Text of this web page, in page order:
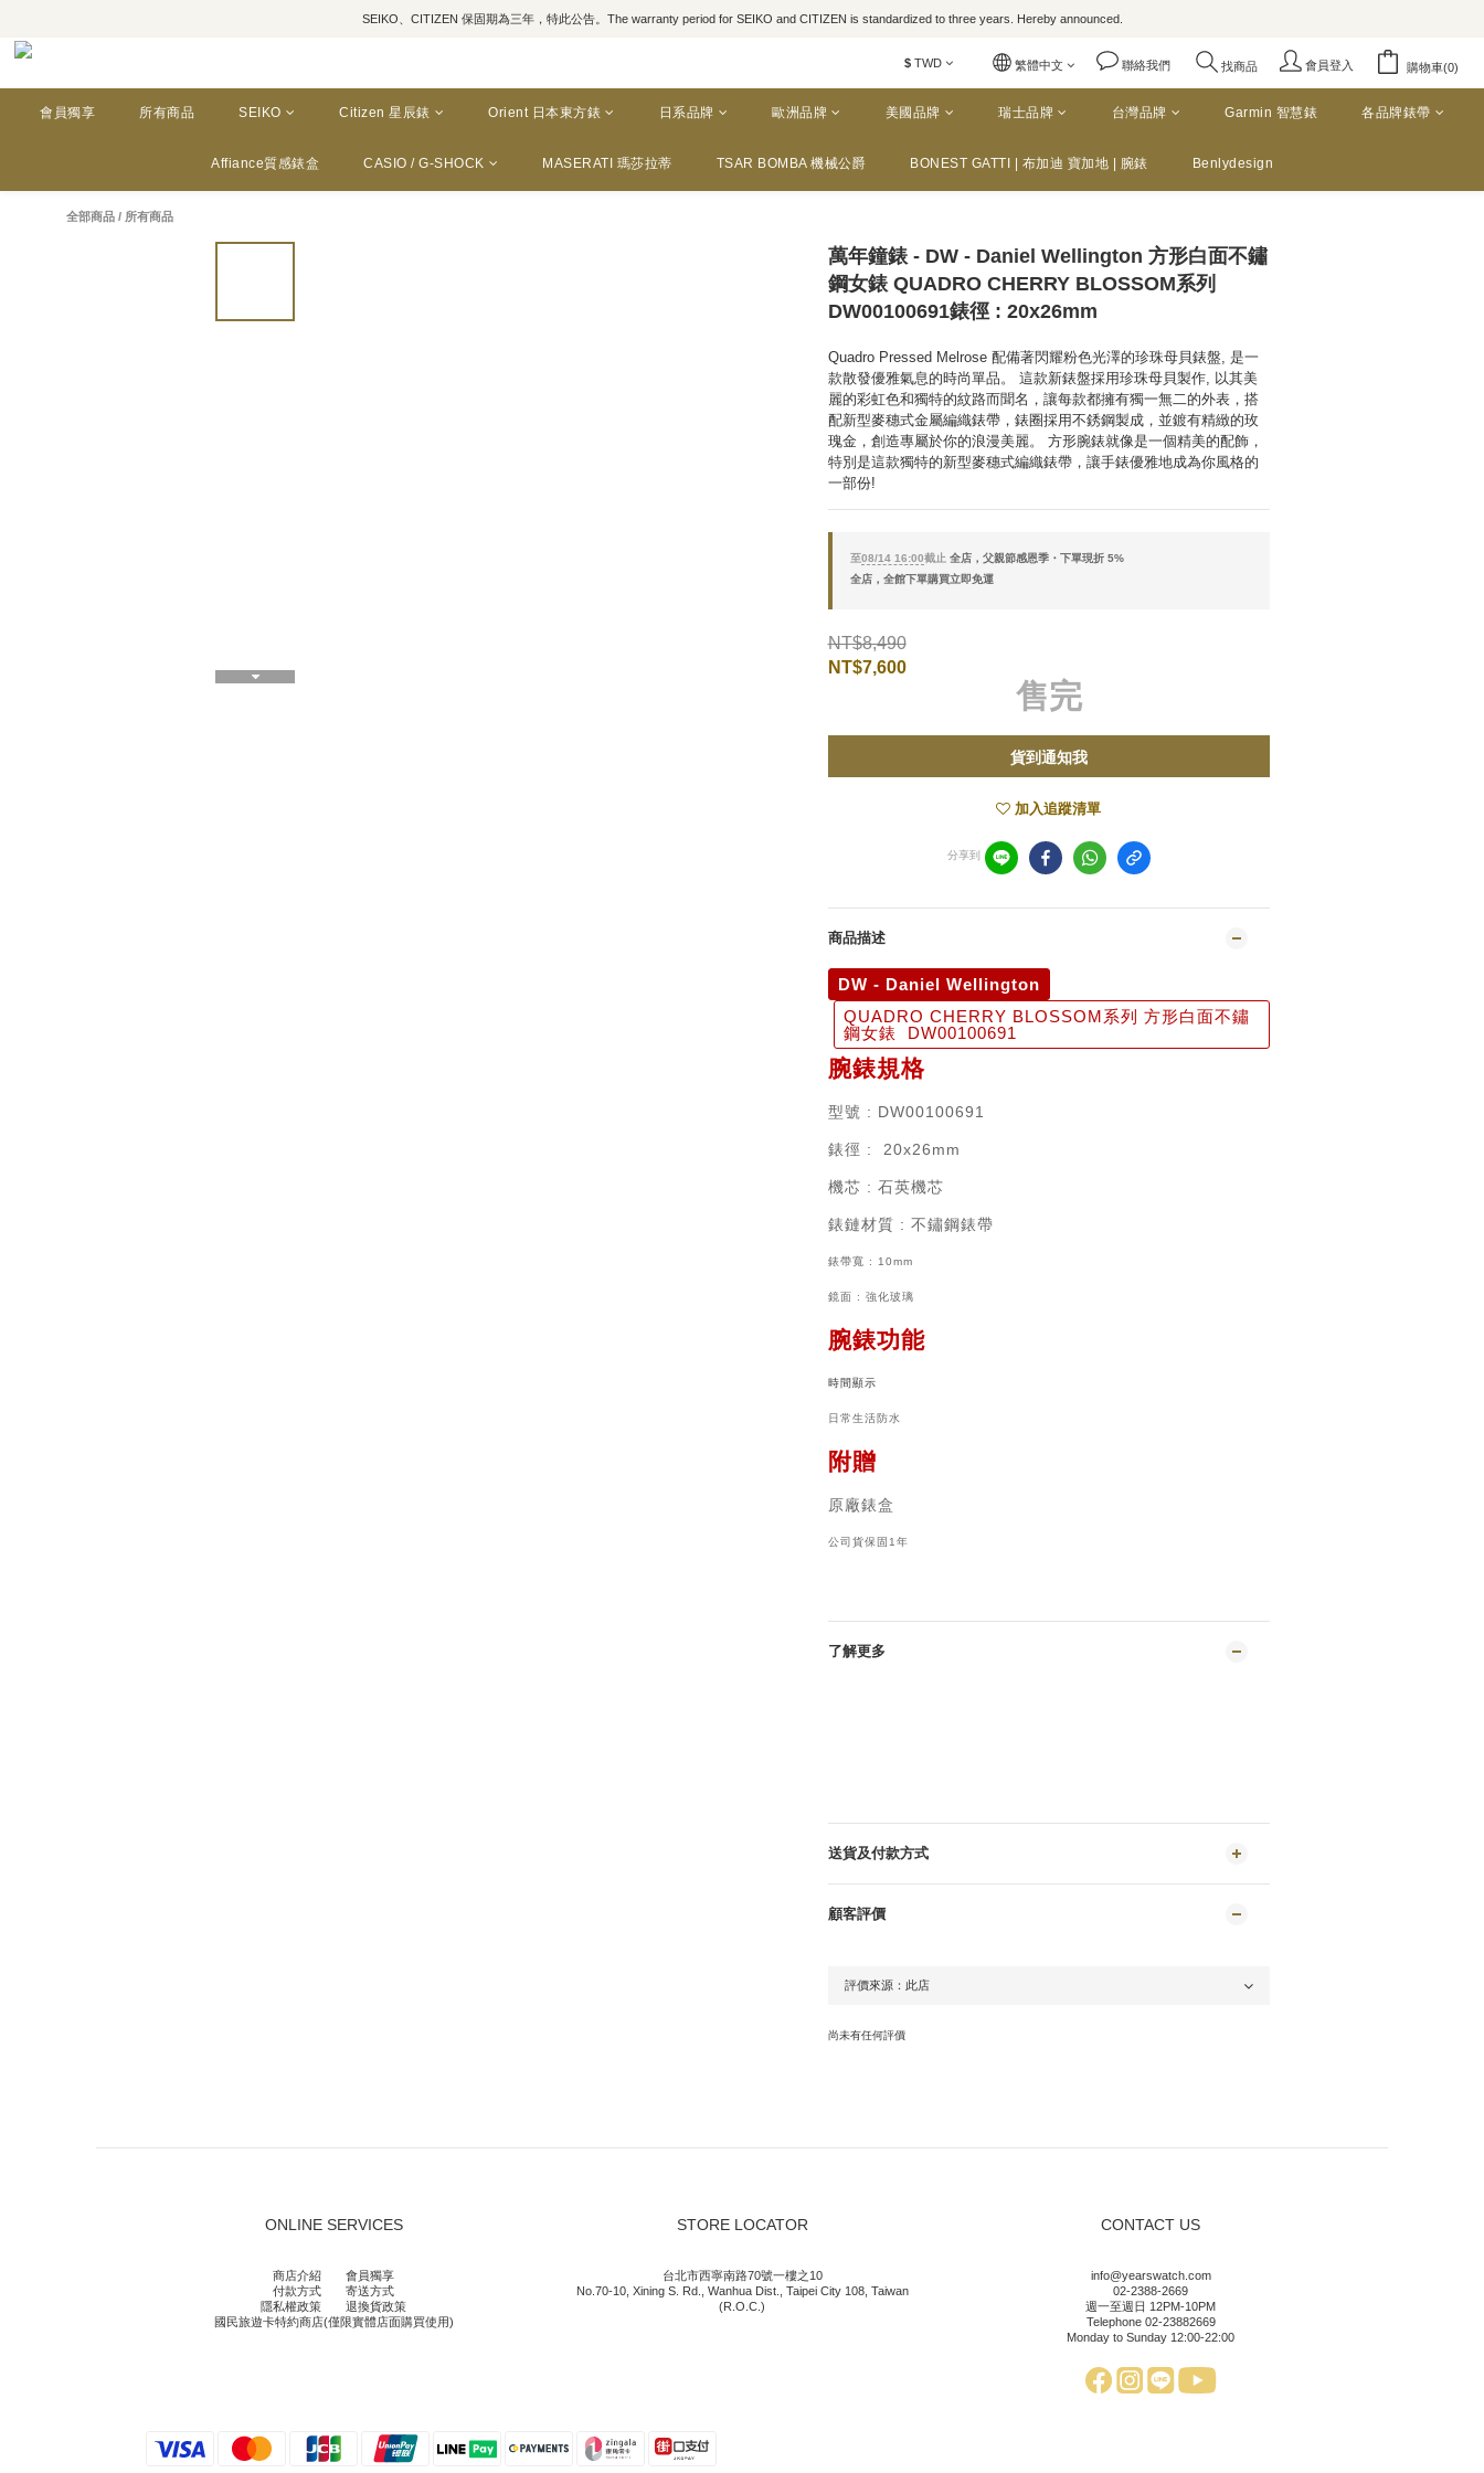
SEIKO、CITIZEN 保固期為三年，特此公告。The warranty period for SEIKO and CITIZEN is standardized to three years. Hereby announced.
$ TWD 繁體中文 聯絡我們 找商品 會員登入 購物車(0)
會員獨享 所有商品 SEIKO Citizen 星辰錶 Orient 日本東方錶 日系品牌 歐洲品牌 美國品牌 瑞士品牌 台灣品牌 Garmin 智慧錶 各品牌錶帶
Affiance質感錶盒 CASIO / G-SHOCK MASERATI 瑪莎拉蒂 TSAR BOMBA 機械公爵 BONEST GATTI | 布加迪 寶加地 | 腕錶 Benlydesign
全部商品 / 所有商品
萬年鐘錶 - DW - Daniel Wellington 方形白面不鏽
鋼女錶 QUADRO CHERRY BLOSSOM系列
DW00100691錶徑 : 20x26mm
Quadro Pressed Melrose 配備著閃耀粉色光澤的珍珠母貝錶盤, 是一
款散發優雅氣息的時尚單品。 這款新錶盤採用珍珠母貝製作, 以其美
麗的彩虹色和獨特的紋路而聞名，讓每款都擁有獨一無二的外表，搭
配新型麥穗式金屬編織錶帶，錶圈採用不銹鋼製成，並鍍有精緻的玫
瑰金，創造專屬於你的浪漫美麗。 方形腕錶就像是一個精美的配飾，
特別是這款獨特的新型麥穗式編織錶帶，讓手錶優雅地成為你風格的
一部份!
至08/14 16:00截止 全店，父親節感恩季・下單現折 5%
全店，全館下單購買立即免運
NT$8,490
NT$7,600
售完
貨到通知我
加入追蹤清單
分享到
商品描述
DW - Daniel Wellington
QUADRO CHERRY BLOSSOM系列 方形白面不鏽
鋼女錶 DW00100691
腕錶規格
型號 : DW00100691
錶徑 : 20x26mm
機芯 : 石英機芯
錶鏈材質 : 不鏽鋼錶帶
錶帶寬 : 10mm
鏡面 : 強化玻璃
腕錶功能
時間顯示
日常生活防水
附贈
原廠錶盒
公司貨保固1年
了解更多
送貨及付款方式
顧客評價
尚未有任何評價
ONLINE SERVICES
商店介紹
會員獨享
付款方式
寄送方式
隱私權政策
退換貨政策
國民旅遊卡特約商店(僅限實體店面購買使用)
STORE LOCATOR
台北市西寧南路70號一樓之10
No.70-10, Xining S. Rd., Wanhua Dist., Taipei City 108, Taiwan
(R.O.C.)
CONTACT US
info@yearswatch.com
02-2388-2669
週一至週日 12PM-10PM
Telephone 02-23882669
Monday to Sunday 12:00-22:00